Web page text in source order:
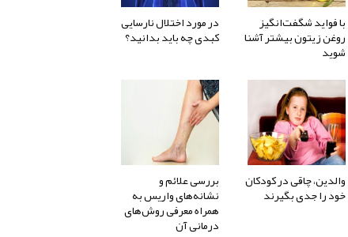
با فواید شگفت‌انگیز
روغن زیتون بیشتر آشنا
شوید
در مورد اختلال نارسایی
کبدی چه باید بدانید؟
والدین، چاقی در کودکان
خود را جدی بگیرند
بررسی علائم و
نشانه‌های واریس به
همراه معرفی روش‌های
درمانی آن